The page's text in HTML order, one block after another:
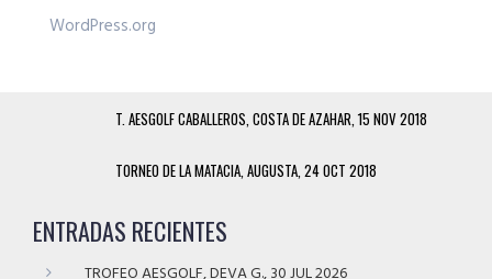
WordPress.org
T. AESGOLF CABALLEROS, COSTA DE AZAHAR, 15 NOV 2018
TORNEO DE LA MATACIA, AUGUSTA, 24 OCT 2018
ENTRADAS RECIENTES